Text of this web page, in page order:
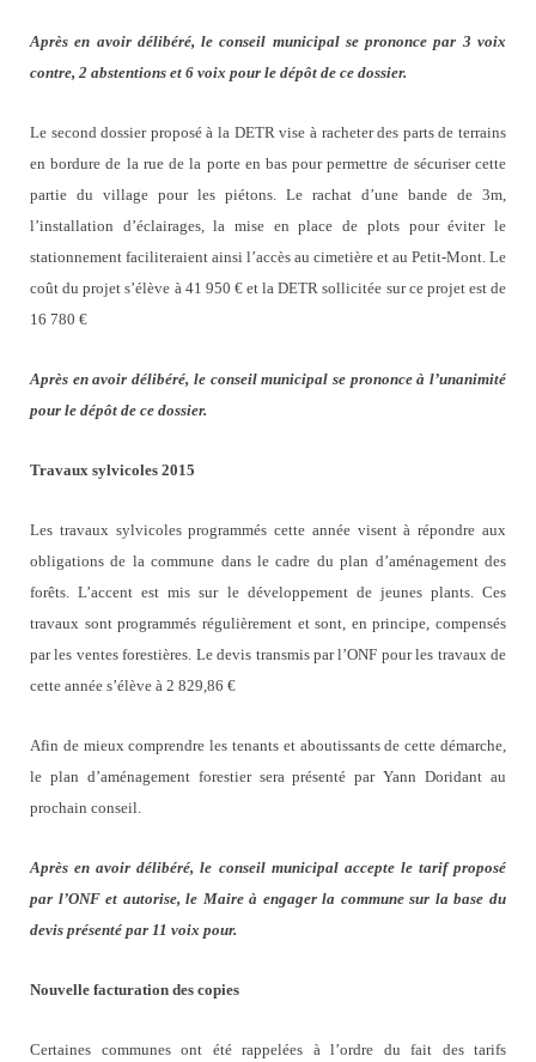
Après en avoir délibéré, le conseil municipal se prononce par 3 voix
contre, 2 abstentions et 6 voix pour le dépôt de ce dossier.
Le second dossier proposé à la DETR vise à racheter des parts de terrains
en bordure de la rue de la porte en bas pour permettre de sécuriser cette
partie du village pour les piétons. Le rachat d’une bande de 3m,
l’installation d’éclairages, la mise en place de plots pour éviter le
stationnement faciliteraient ainsi l’accès au cimetière et au Petit-Mont. Le
coût du projet s’élève à 41 950 € et la DETR sollicitée sur ce projet est de
16 780 €
Après en avoir délibéré, le conseil municipal se prononce à l’unanimité
pour le dépôt de ce dossier.
Travaux sylvicoles 2015
Les travaux sylvicoles programmés cette année visent à répondre aux
obligations de la commune dans le cadre du plan d’aménagement des
forêts. L’accent est mis sur le développement de jeunes plants. Ces
travaux sont programmés régulièrement et sont, en principe, compensés
par les ventes forestières. Le devis transmis par l’ONF pour les travaux de
cette année s’élève à 2 829,86 €
Afin de mieux comprendre les tenants et aboutissants de cette démarche,
le plan d’aménagement forestier sera présenté par Yann Doridant au
prochain conseil.
Après en avoir délibéré, le conseil municipal accepte le tarif proposé
par l’ONF et autorise, le Maire à engager la commune sur la base du
devis présenté par 11 voix pour.
Nouvelle facturation des copies
Certaines communes ont été rappelées à l’ordre du fait des tarifs